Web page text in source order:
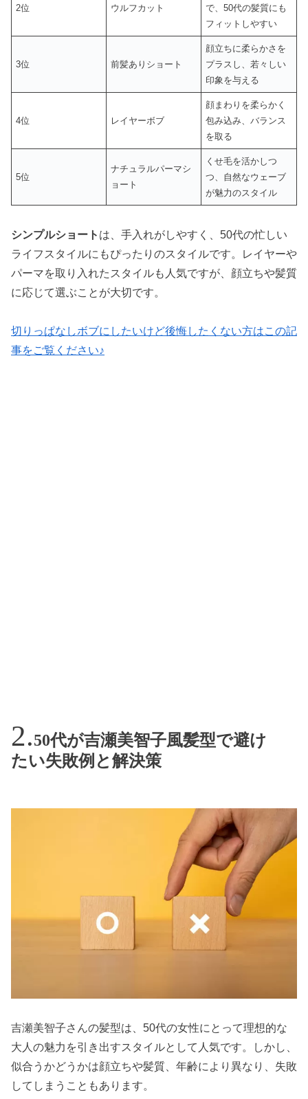
2位 ウルフカット
で、50代の髪質にも
フィットしやすい
3位 前髪ありショート
顔立ちに柔らかさを
プラスし、若々しい
印象を与える
4位 レイヤーボブ
顔まわりを柔らかく
包み込み、バランス
を取る
5位
ナチュラルパーマシ
ョート
くせ毛を活かしつ
つ、自然なウェーブ
が魅力のスタイル
シンプルショート は、手入れがしやすく、50代の忙しい
ライフスタイルにもぴったりのスタイルです。レイヤーや
パーマを取り入れたスタイルも人気ですが、顔立ちや髪質
に応じて選ぶことが大切です。
切りっぱなしボブにしたいけど後悔したくない方はこの記
事をご覧ください♪
50代が吉瀬美智子風髪型で避け
たい失敗例と解決策
吉瀬美智子さんの髪型は、50代の女性にとって理想的な
大人の魅力を引き出すスタイルとして人気です。しかし、
似合うかどうかは顔立ちや髪質、年齢により異なり、失敗
してしまうこともあります。